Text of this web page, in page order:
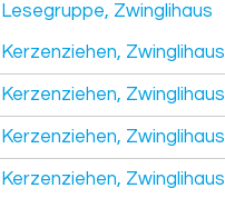
Lesegruppe, Zwinglihaus
Kerzenziehen, Zwinglihaus
Kerzenziehen, Zwinglihaus
Kerzenziehen, Zwinglihaus
Kerzenziehen, Zwinglihaus